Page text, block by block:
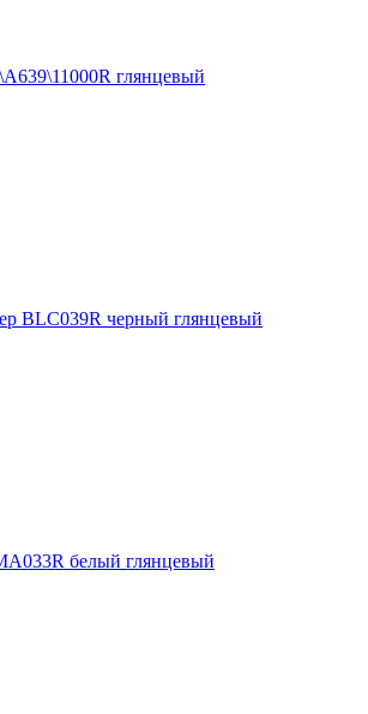
глянцевый
BLC039R черный глянцевый
белый глянцевый